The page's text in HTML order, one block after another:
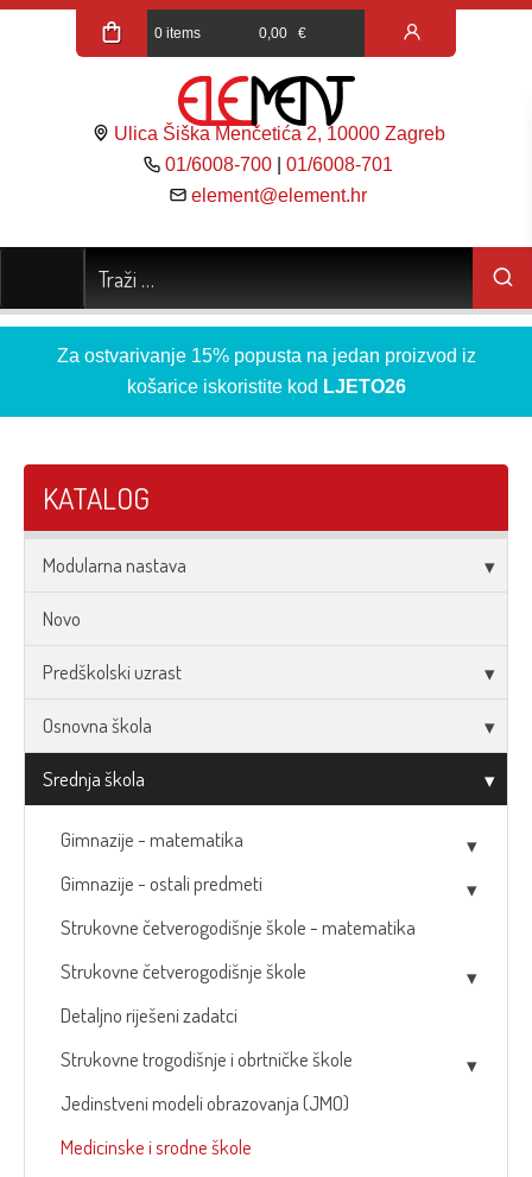
0 items 0,00 €
Ulica Šiška Menčetića 2, 10000 Zagreb
01/6008-700 |01/6008-701
element@element.hr
Za ostvarivanje 15% popusta na jedan proizvod iz
košarice iskoristite kod LJETO26
KATALOG
Modularna nastava
Novo
Predškolski uzrast
Osnovna škola
Srednja škola
Gimnazije - matematika
Gimnazije - ostali predmeti
Strukovne četverogodišnje škole - matematika
Strukovne četverogodišnje škole
Detaljno riješeni zadatci
Strukovne trogodišnje i obrtničke škole
Jedinstveni modeli obrazovanja (JMO)
Medicinske i srodne škole